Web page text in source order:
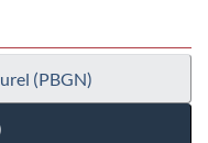
(PBGN)